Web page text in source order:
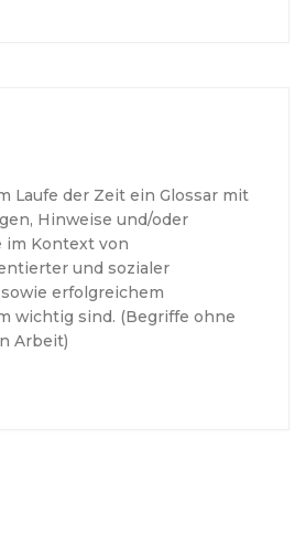
Laufe der Zeit ein Glossar mit
Hinweise und/oder
im Kontext von
und sozialer
erfolgreichem
wichtig sind. (Begriffe ohne
Arbeit)